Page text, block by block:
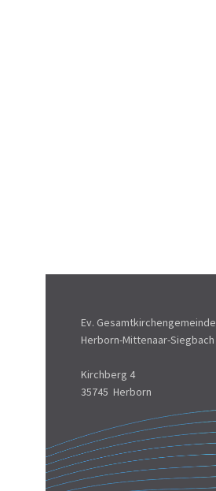
Ev. Gesamtkirchengemeinde
Herborn-Mittenaar-Siegbach
Kirchberg 4
35745 Herborn